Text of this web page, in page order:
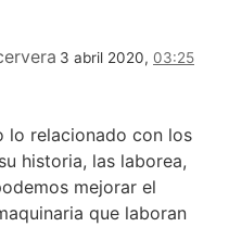
3 abril 2020, 03:25
lo relacionado con los
historia, las laborea,
mejorar el
que laboran